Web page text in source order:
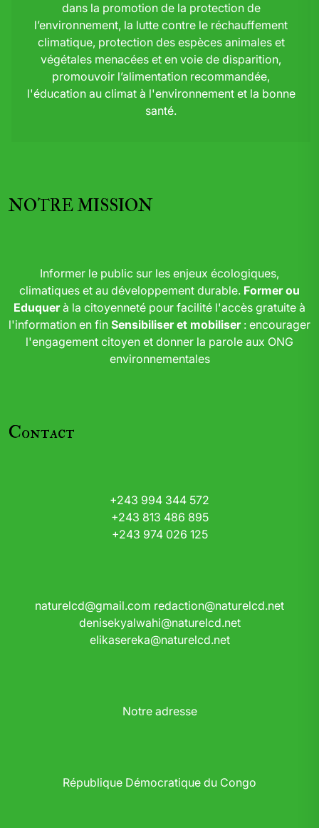
dans la promotion de la protection de
l’environnement, la lutte contre le réchauffement
climatique, protection des espèces animales et
végétales menacées et en voie de disparition,
promouvoir l’alimentation recommandée,
l'éducation au climat à l'environnement et la bonne
santé.
NOTRE MISSION
Informer le public sur les enjeux écologiques,
climatiques et au développement durable. Former ou
Eduquerà la citoyenneté pour facilité l'accès gratuite à
l'information en fin Sensibiliser et mobiliser: encourager
l'engagement citoyen et donner la parole aux ONG
environnementales
Contact
+243 994 344 572
+243 813 486 895
+243 974 026 125
naturelcd@gmail.com redaction@naturelcd.net
denisekyalwahi@naturelcd.net
elikasereka@naturelcd.net
Notre adresse
République Démocratique du Congo